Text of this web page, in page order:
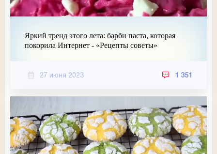
Яркий тренд этого лета: барби паста, которая
покорила Интернет - «Рецепты советы»
27 июня 2023 1 351